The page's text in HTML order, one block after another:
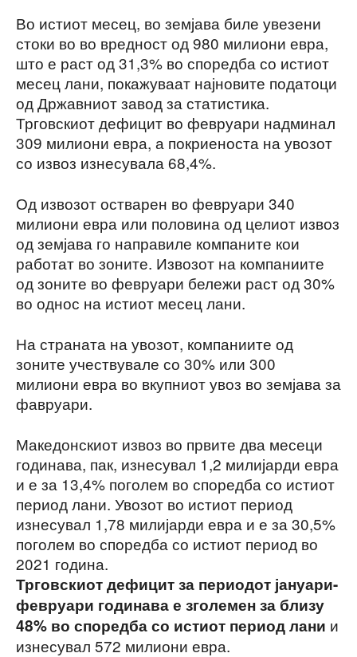
Во истиот месец, во земјава биле увезени
стоки во во вредност од 980 милиони евра,
што е раст од 31,3% во споредба со истиот
месец лани, покажуваат најновите податоци
од Државниот завод за статистика.
Трговскиот дефицит во февруари надминал
309 милиони евра, а покриеноста на увозот
со извоз изнесувала 68,4%.
Од извозот остварен во февруари 340
милиони евра или половина од целиот извоз
од земјава го направиле компаните кои
работат во зоните. Извозот на компаниите
од зоните во февруари бележи раст од 30%
во однос на истиот месец лани.
На страната на увозот, компаниите од
зоните учествувале со 30% или 300
милиони евра во вкупниот увоз во земјава за
фавруари.
Македонскиот извоз во првите два месеци
годинава, пак, изнесувал 1,2 милијарди евра
и е за 13,4% поголем во споредба со истиот
период лани. Увозот во истиот период
изнесувал 1,78 милијарди евра и е за 30,5%
поголем во споредба со истиот период во
2021 година.
Трговскиот дефицит за периодот јануари-
февруари годинава е зголемен за близу
48% во споредба со истиот период лани и
изнесувал 572 милиони евра.